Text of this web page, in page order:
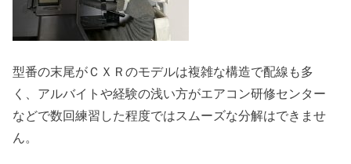
型番の末尾がＣＸＲのモデルは複雑な構造で配線も多
く、アルバイトや経験の浅い方がエアコン研修センター
などで数回練習した程度ではスムーズな分解はできませ
ん。